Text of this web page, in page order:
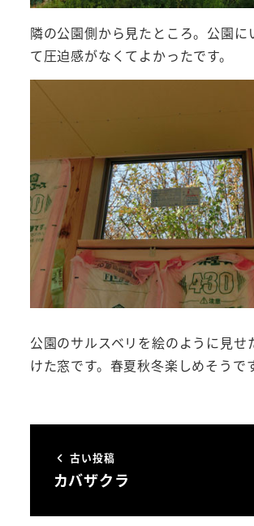
隣の公園側から見たところ。公園に
て圧迫感がなくてよかったです。
公園のサルスベリを絵のように見せ
けた窓です。春夏秋冬楽しめそうです
古い投稿
カバザクラ